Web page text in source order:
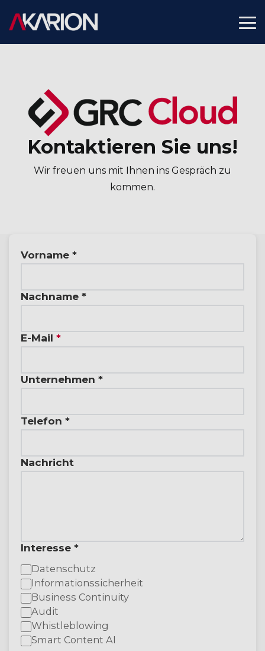
the
main
Kontaktieren Sie uns!
Wir freuen uns mit Ihnen ins Gespräch zu
kommen.
Vorname *
Nachname *
E-Mail *
Unternehmen *
Telefon *
Nachricht
Interesse *
Datenschutz
Informationssicherheit
Business Continuity
Audit
Whistleblowing
Smart Content AI